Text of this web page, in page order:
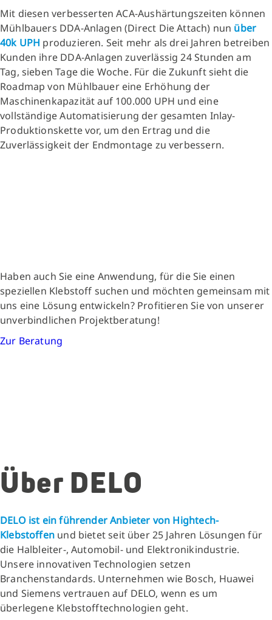
Mit diesen verbesserten ACA-Aushärtungszeiten können
Mühlbauers DDA-Anlagen (Direct Die Attach) nun über
40k UPH produzieren. Seit mehr als drei Jahren betreiben
Kunden ihre DDA-Anlagen zuverlässig 24 Stunden am
Tag, sieben Tage die Woche. Für die Zukunft sieht die
Roadmap von Mühlbauer eine Erhöhung der
Maschinenkapazität auf 100.000 UPH und eine
vollständige Automatisierung der gesamten Inlay-
Produktionskette vor, um den Ertrag und die
Zuverlässigkeit der Endmontage zu verbessern.
Haben auch Sie eine Anwendung, für die Sie einen
speziellen Klebstoff suchen und möchten gemeinsam mit
uns eine Lösung entwickeln? Profitieren Sie von unserer
unverbindlichen Projektberatung!
Zur Beratung
Über DELO
DELO ist ein führender Anbieter von Hightech-
Klebstoffenund bietet seit über 25 Jahren Lösungen für
die Halbleiter-, Automobil- und Elektronikindustrie.
Unsere innovativen Technologien setzen
Branchenstandards. Unternehmen wie Bosch, Huawei
und Siemens vertrauen auf DELO, wenn es um
überlegene Klebstofftechnologien geht.